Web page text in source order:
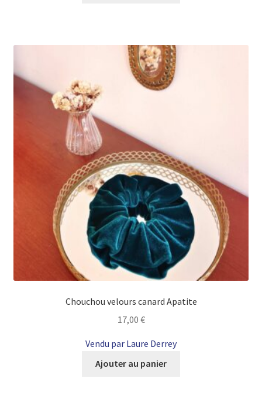
Chouchou velours canard Apatite
17,00 €
Vendu par Laure Derrey
Ajouter au panier